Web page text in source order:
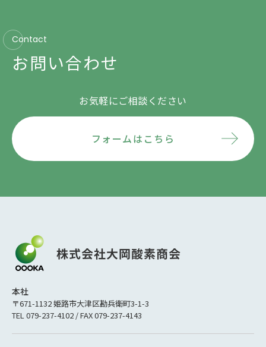
Contact
お問い合わせ
お気軽にご相談ください
フォームはこちら
本社
〒671-1132 姫路市大津区勘兵衛町3-1-3
TEL 079-237-4102 / FAX 079-237-4143